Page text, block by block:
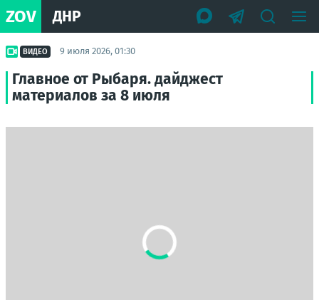
ZOV ДНР
ВИДЕО 9 июля 2026, 01:30
Главное от Рыбаря. дайджест
материалов за 8 июля